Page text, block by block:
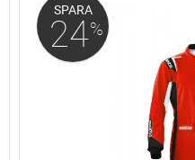
SPARA
24%